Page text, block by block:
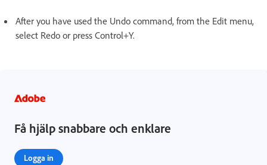
After you have used the Undo command, from the Edit menu,
select Redo or press Control+Y.
Få hjälp snabbare och enklare
Logga in